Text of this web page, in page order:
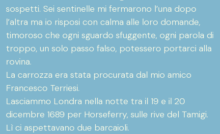
sospetti. Sei sentinelle mi fermarono l’una dopo
l’altra ma io risposi con calma alle loro domande,
timoroso che ogni sguardo sfuggente, ogni parola di
troppo, un solo passo falso, potessero portarci alla
rovina.
La carrozza era stata procurata dal mio amico
Francesco Terriesi.
Lasciammo Londra nella notte tra il 19 e il 20
dicembre 1689 per Horseferry, sulle rive del Tamigi.
Lì ci aspettavano due barcaioli.